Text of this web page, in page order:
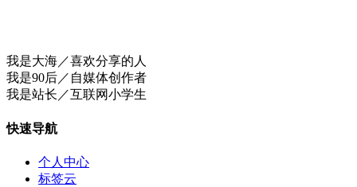
我是大海／喜欢分享的人
我是90后／自媒体创作者
我是站长／互联网小学生
快速导航
个人中心
标签云